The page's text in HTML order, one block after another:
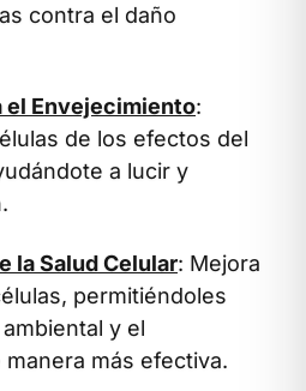
contra el daño
el Envejecimiento:
de los efectos del
a lucir y
la Salud Celular: Mejora
permitiéndoles
y el
más efectiva.